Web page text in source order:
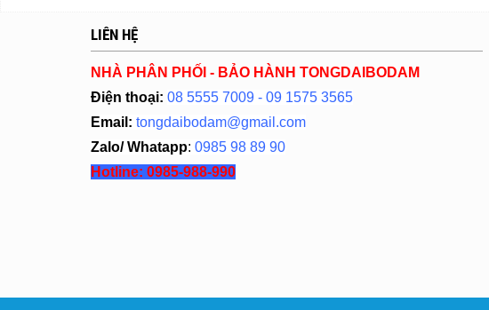
LIÊN HỆ
NHÀ PHÂN PHỐI - BẢO HÀNH TONGDAIBODAM
Điện thoại: 08 5555 7009 - 09 1575 3565
Email: tongdaibodam@gmail.com
Zalo/ Whatapp: 0985 98 89 90
Hotline: 0985-988-990